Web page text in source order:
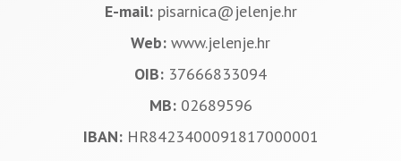
E-mail: pisarnica@jelenje.hr
Web: www.jelenje.hr
OIB: 37666833094
MB: 02689596
IBAN: HR8423400091817000001